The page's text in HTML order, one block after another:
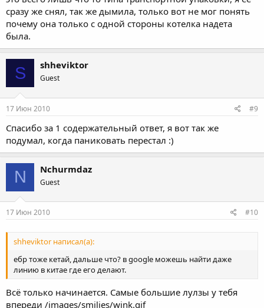
сразу же снял, так же дымила, только вот не мог понять
почему она только с одной стороны котелка надета
была.
S shheviktor
Guest
17 Июн 2010 #9
Спасибо за 1 содержательный ответ, я вот так же
подумал, когда паниковать перестал :)
N Nchurmdaz
Guest
17 Июн 2010 #10
shheviktor написал(а):
ебр тоже кетай, дальше что? в google можешь найти даже
линию в китае где его делают.
Всё только начинается. Самые большие лулзы у тебя
впереди /images/smilies/wink.gif